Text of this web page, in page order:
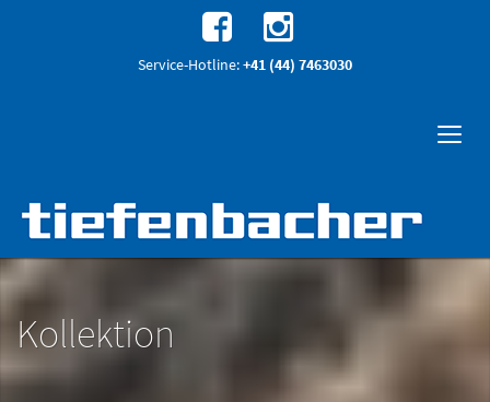
Service-Hotline:+41 (44) 7463030
Kollektion